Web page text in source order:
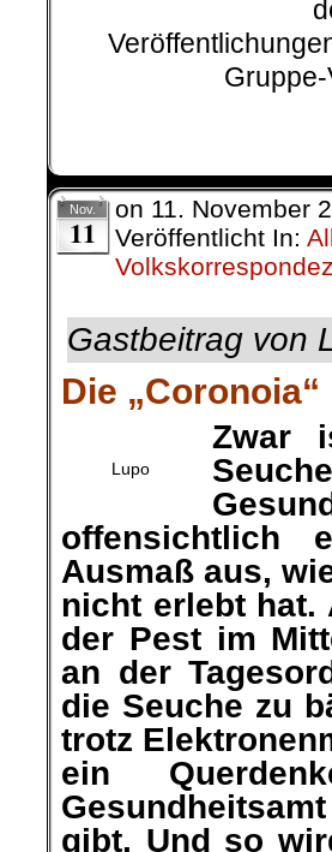
Nov.
11
on 11. November
Veröffentlicht In:
Volkskorrespondez
Gastbeitrag von
Die „Coronoia“
Lupo
Zwar
offensichtlich
Ausmaß aus,
nicht erlebt
der Pest im
an der
die Seuche zu
trotz
ein
gibt. Und so